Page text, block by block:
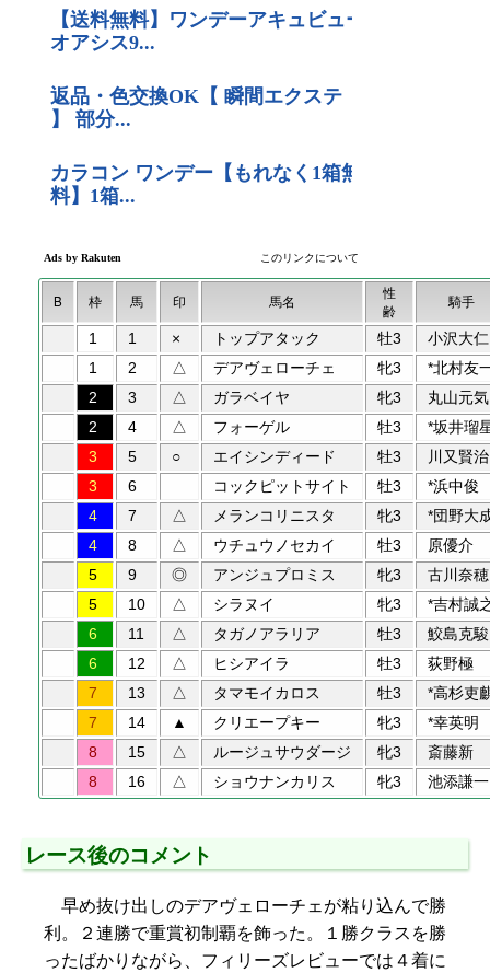
B 枠 馬 印 馬名
性
齢
騎手
1 1 × トップアタック 牡3
小沢大仁
1
2 △ デアヴェローチェ 牝3
*北村友
2
3 △ ガラベイヤ 牝3
丸山元気
2
4 △ フォーゲル 牡3
*坂井瑠
3
5 ○ エイシンディード 牡3
川又賢治
3
6 コックピットサイト 牡3
*浜中俊
4
7 △ メランコリニスタ 牝3
*団野大
4
8 △ ウチュウノセカイ 牡3
原優介
5
9 ◎ アンジュプロミス 牝3
古川奈穂
5
10 △ シラヌイ 牝3
*吉村誠
6
11 △ タガノアラリア 牡3
鮫島克駿
6
12 △ ヒシアイラ 牡3
荻野極
7
13 △ タマモイカロス 牡3
*高杉吏
7
14 ▲ クリエープキー 牝3
*幸英明
8
15 △ ルージュサウダージ 牝3
斎藤新
8
16 △ ショウナンカリス 牝3 池添謙一
レース後のコメント
早め抜け出しのデアヴェローチェが粘り込んで勝
利。２連勝で重賞初制覇を飾った。１勝クラスを勝
ったばかりながら、フィリーズレビューでは４着に